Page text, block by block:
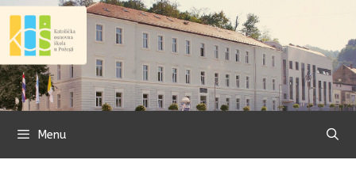
Preskoči
sadržaj
Menu